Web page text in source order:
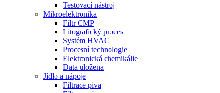
Testovací nástroj
Mikroelektronika
Filtr CMP
Litografický proces
Systém HVAC
Procesní technologie
Elektronická chemikálie
Data uložena
Jídlo a nápoje
Filtrace piva